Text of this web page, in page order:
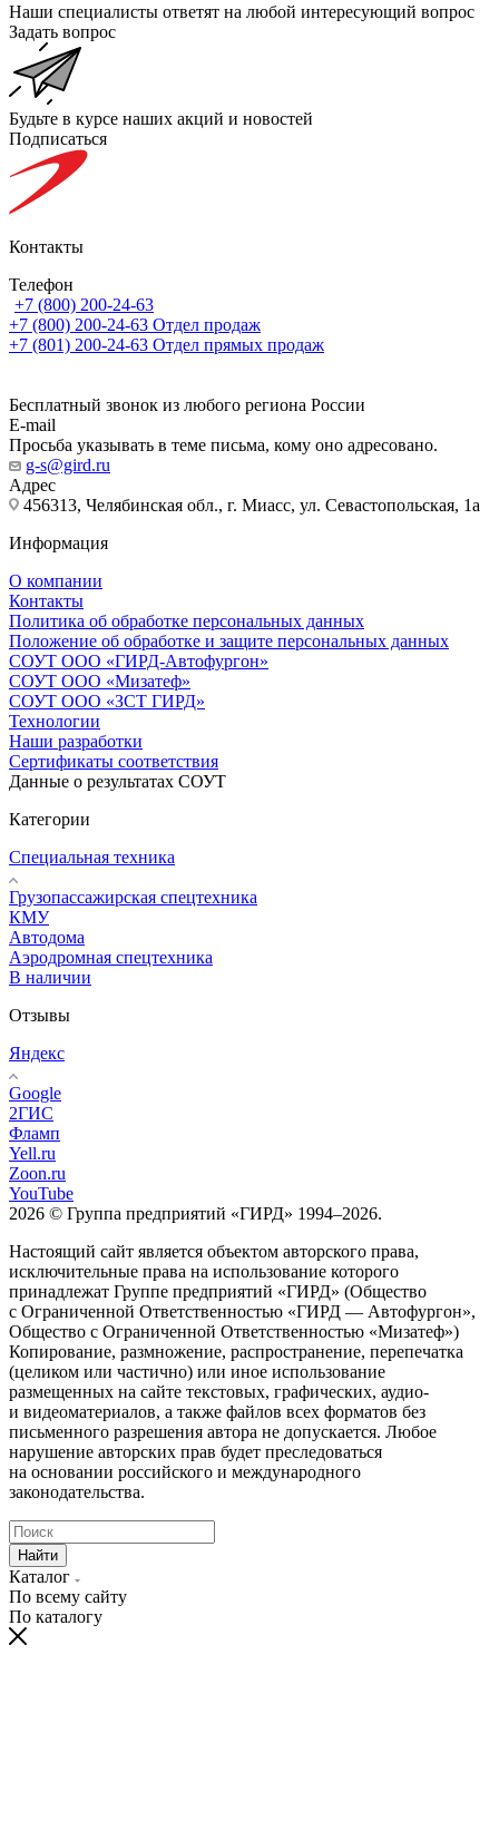
Наши специалисты ответят на любой интересующий вопрос
Задать вопрос
Будьте в курсе наших акций и новостей
Подписаться
Контакты
Телефон
+7 (800) 200-24-63
+7 (800) 200-24-63 Отдел продаж
+7 (801) 200-24-63 Отдел прямых продаж
Бесплатный звонок из любого региона России
E-mail
Просьба указывать в теме письма, кому оно адресовано.
g-s@gird.ru
Адрес
456313, Челябинская обл., г. Миасс, ул. Севастопольская, 1а
Информация
О компании
Контакты
Политика об обработке персональных данных
Положение об обработке и защите персональных данных
СОУТ ООО «ГИРД-Автофургон»
СОУТ ООО «Мизатеф»
СОУТ ООО «ЗСТ ГИРД»
Технологии
Наши разработки
Сертификаты соответствия
Данные о результатах СОУТ
Категории
Специальная техника
Грузопассажирская спецтехника
КМУ
Автодома
Аэродромная спецтехника
В наличии
Отзывы
Яндекс
Google
2ГИС
Фламп
Yell.ru
Zoon.ru
YouTube
2026 © Группа предприятий «ГИРД» 1994–2026.
Настоящий сайт является объектом авторского права,
исключительные права на использование которого
принадлежат Группе предприятий «ГИРД» (Общество
с Ограниченной Ответственностью «ГИРД — Автофургон»,
Общество с Ограниченной Ответственностью «Мизатеф»)
Копирование, размножение, распространение, перепечатка
(целиком или частично) или иное использование
размещенных на сайте текстовых, графических, аудио-
и видеоматериалов, а также файлов всех форматов без
письменного разрешения автора не допускается. Любое
нарушение авторских прав будет преследоваться
на основании российского и международного
законодательства.
Найти
Каталог
По всему сайту
По каталогу